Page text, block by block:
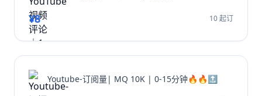
¥8 10 起订
Youtube-订阅量| MQ 10K | 0-15分钟🔥🔥🔝